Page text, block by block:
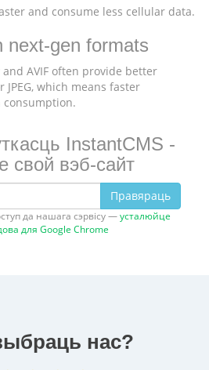
and consume less cellular data.
next-gen formats
AVIF often provide better
which means faster
consumption.
InstantCMS -
свой вэб-сайт
Правяраць
да нашага сэрвісу —усталюйце
для Google Chrome
нас?